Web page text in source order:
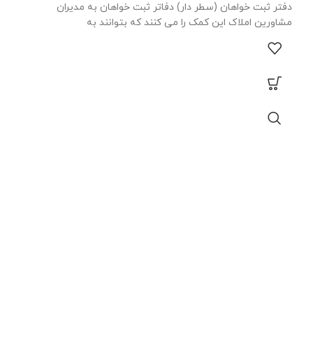
دفتر ثبت خواهان (سطر دار) دفاتر ثبت خواهان به مدیران
مشاورین املاک این کمک را می کنند که بتوانند به